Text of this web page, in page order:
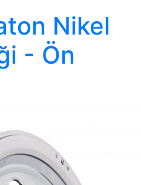
Nikel
- Ön